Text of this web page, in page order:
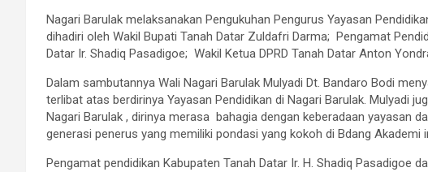
Nagari Barulak melaksanakan Pengukuhan Pengurus Yayasan
dihadiri oleh Wakil Bupati Tanah Datar Zuldafri Darma; Pengamat
Datar Ir. Shadiq Pasadigoe; Wakil Ketua DPRD Tanah Datar Anton
Dalam sambutannya Wali Nagari Barulak Mulyadi Dt. Bandaro Bodi
terlibat atas berdirinya Yayasan Pendidikan di Nagari Barulak. Mulyadi
Nagari Barulak , dirinya merasa bahagia dengan keberadaan yayasan
generasi penerus yang memiliki pondasi yang kokoh di Bdang Akademi
Pengamat pendidikan Kabupaten Tanah Datar Ir. H. Shadiq Pasadigoe